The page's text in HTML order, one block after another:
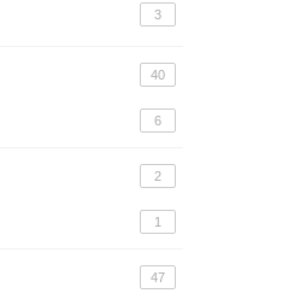
3
40
6
2
1
47